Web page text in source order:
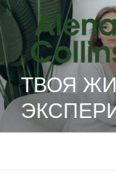
Перейти
к
содержимому
ТВОЯ